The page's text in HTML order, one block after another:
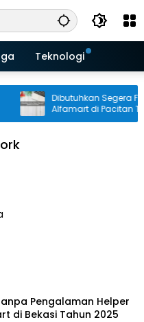
Teknologi
Dibutuhkan Segera Finance
Alfamart di Pacitan Tahun
Pengalaman Helper
di Bekasi Tahun 2025